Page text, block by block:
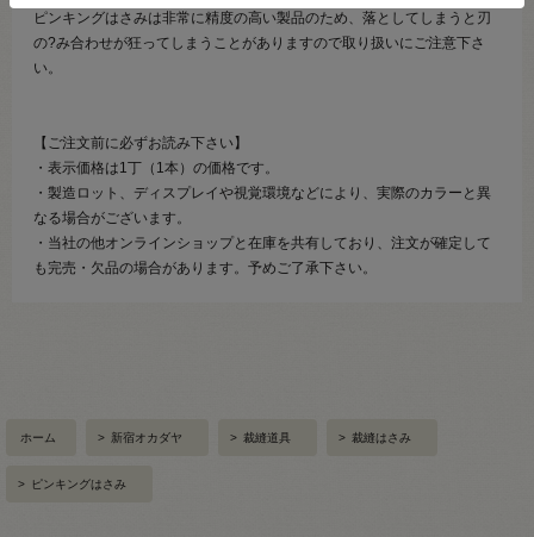
ピンキングはさみは非常に精度の高い製品のため、落としてしまうと刃
の?み合わせが狂ってしまうことがありますので取り扱いにご注意下さ
い。
【ご注文前に必ずお読み下さい】
・表示価格は1丁（1本）の価格です。
・製造ロット、ディスプレイや視覚環境などにより、実際のカラーと異
なる場合がございます。
・当社の他オンラインショップと在庫を共有しており、注文が確定して
も完売・欠品の場合があります。予めご了承下さい。
ホーム > 新宿オカダヤ > 裁縫道具 > 裁縫はさみ
> ピンキングはさみ